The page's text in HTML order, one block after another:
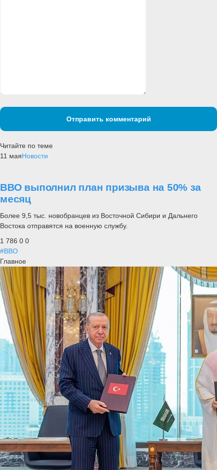
Отправить комментарий
Читайте по теме
11 маяНовости
ВВО выполнил план призыва на 50% за
месяц
Более 9,5 тыс. новобранцев из Восточной Сибири и Дальнего
Востока отправятся на военную службу.
1 786 0 0
#ВВО
Главное